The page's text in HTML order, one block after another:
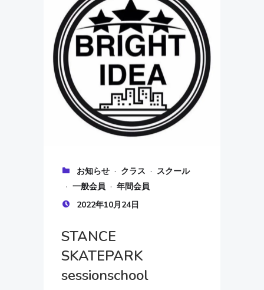
お知らせ · クラス · スクール
· 一般会員 · 年間会員
2022年10月24日
STANCE
SKATEPARK
sessionschool